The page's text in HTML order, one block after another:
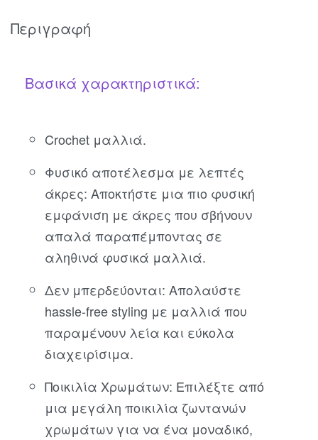
Περιγραφή
Βασικά χαρακτηριστικά:
Crochet μαλλιά.
Φυσικό αποτέλεσμα με λεπτές
άκρες: Αποκτήστε μια πιο φυσική
εμφάνιση με άκρες που σβήνουν
απαλά παραπέμποντας σε
αληθινά φυσικά μαλλιά.
Δεν μπερδεύονται: Απολαύστε
hassle-free styling με μαλλιά που
παραμένουν λεία και εύκολα
διαχειρίσιμα.
Ποικιλία Χρωμάτων: Επιλέξτε από
μια μεγάλη ποικιλία ζωντανών
χρωμάτων για να ένα μοναδικό,